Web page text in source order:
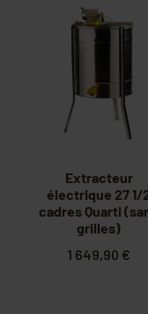
Extracteur
électrique 27 1/
cadres Quarti
grilles)
1 649,90 €